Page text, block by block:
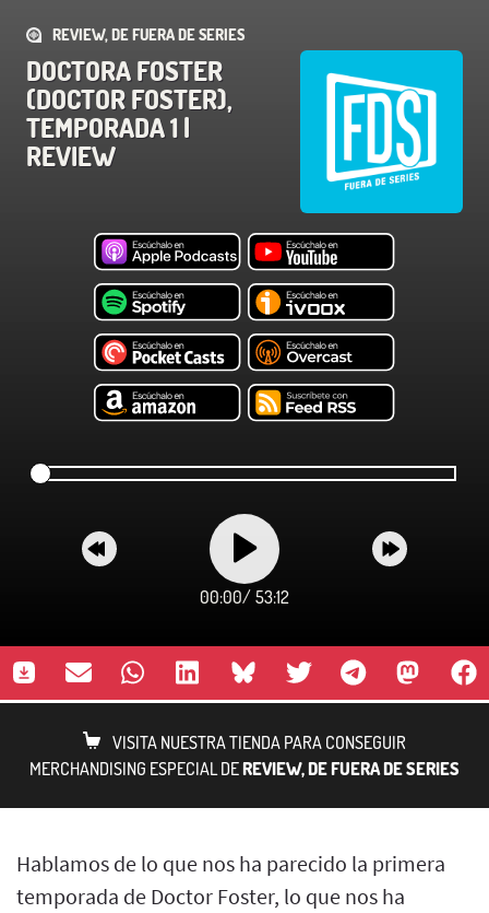
REVIEW, DE FUERA DE SERIES
DOCTORA FOSTER
(DOCTOR FOSTER),
TEMPORADA 1 |
REVIEW
00:00/ 53:12
VISITA NUESTRA TIENDA PARA CONSEGUIR
MERCHANDISING ESPECIAL DEREVIEW, DE FUERA DE SERIES
Hablamos de lo que nos ha parecido la primera
temporada de Doctor Foster, lo que nos ha